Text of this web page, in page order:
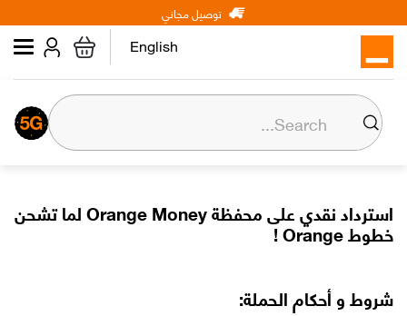
to
main
content
توصيل مجاني
English
Main
navigation
شخصيالأعمالعن أورنج
الرئيسية
إنترنت
خطوط الخلوي
استرداد نقدي على محفظة Orange Money لما تشحن
خطوط Orange !
شروط و أحكام الحملة: